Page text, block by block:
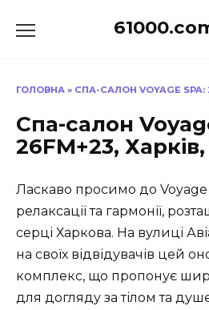
до
ГОЛОВНА » СПА-САЛОН VOYAGE SPA:
Спа-салон
26FM+23,
Ласкаво просимо до
релаксації та гармонії,
серці Харкова. На вулиці
на своїх відвідувачів цей
комплекс, що пропонує
для догляду за тілом та